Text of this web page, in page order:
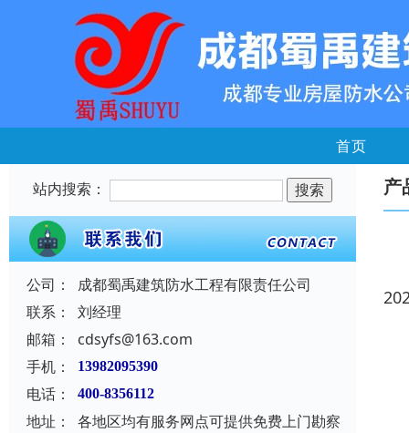
首页
站内搜索：
公司：
成都蜀禹建筑防水工程有限责任公司
联系：
刘经理
邮箱：
cdsyfs@163.com
手机：
13982095390
电话： 400-8356112
地址：
各地区均有服务网点可提供免费上门勘察
产